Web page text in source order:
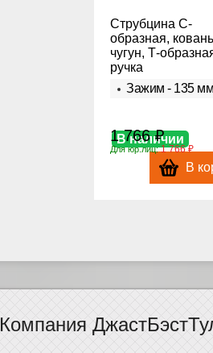
Струбцина С-
образная,
чугун, Т-
ручка
Зажим - 135 мм
В наличии
1 766 ₽
Для юр.лиц:1 766 ₽
В
Компания